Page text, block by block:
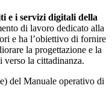
e i servizi digitali della
di lavoro dedicato alla
e ha l’obiettivo di fornire
la progettazione e la
la cittadinanza.
del Manuale operativo di